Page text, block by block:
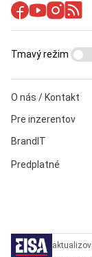
O nás / Kontakt
Pre inzerentov
BrandIT
Predplatné
Tmavý režim